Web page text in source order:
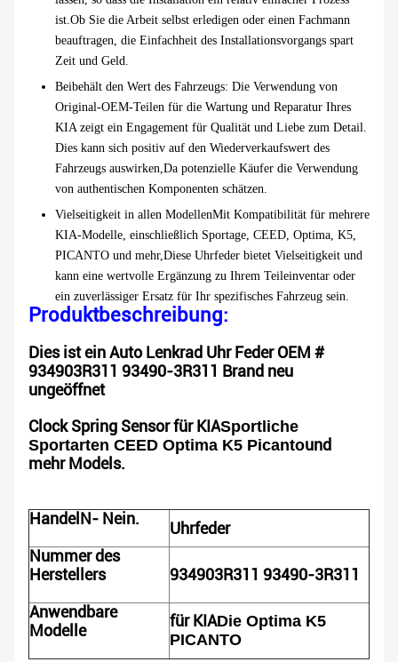
ist.Ob Sie die Arbeit selbst erledigen oder einen Fachmann
beauftragen, die Einfachheit des Installationsvorgangs spart
Zeit und Geld.
Beibehält den Wert des Fahrzeugs: Die Verwendung von
Original-OEM-Teilen für die Wartung und Reparatur Ihres
KIA zeigt ein Engagement für Qualität und Liebe zum Detail.
Dies kann sich positiv auf den Wiederverkaufswert des
Fahrzeugs auswirken,Da potenzielle Käufer die Verwendung
von authentischen Komponenten schätzen.
Vielseitigkeit in allen ModellenMit Kompatibilität für mehrere
KIA-Modelle, einschließlich Sportage, CEED, Optima, K5,
PICANTO und mehr,Diese Uhrfeder bietet Vielseitigkeit und
kann eine wertvolle Ergänzung zu Ihrem Teileinventar oder
ein zuverlässiger Ersatz für Ihr spezifisches Fahrzeug sein.
Produktbeschreibung:
Dies ist ein Auto Lenkrad Uhr Feder OEM #
934903R311 93490-3R311 Brand neu
ungeöffnet
Clock Spring Sensor für KIASportliche
Sportarten CEED Optima K5 Picantound
mehr Models.
Handel N- Nein.
Uhrfeder
Nummer des
Herstellers
934903R311 93490-3R311
Anwendbare
Modelle
für KIADie Optima K5
PICANTO